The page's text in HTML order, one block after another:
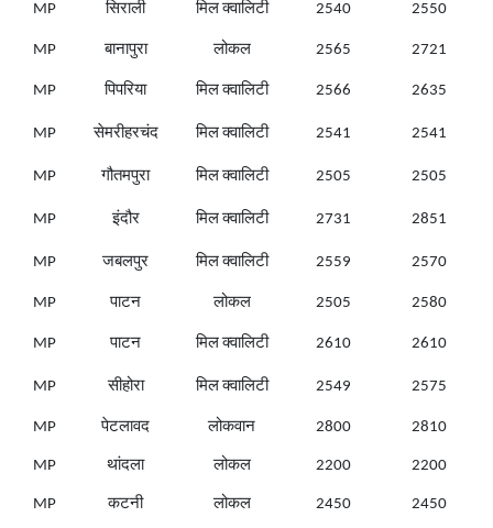
MP सिराली मिल क्वालिटी 2540 2550
MP बानापुरा लोकल 2565 2721
MP पिपरिया मिल क्वालिटी 2566 2635
MP सेमरीहरचंद मिल क्वालिटी 2541 2541
MP गौतमपुरा मिल क्वालिटी 2505 2505
MP इंदौर मिल क्वालिटी 2731 2851
MP जबलपुर मिल क्वालिटी 2559 2570
MP पाटन लोकल 2505 2580
MP पाटन मिल क्वालिटी 2610 2610
MP सीहोरा मिल क्वालिटी 2549 2575
MP पेटलावद लोकवान 2800 2810
MP थांदला लोकल 2200 2200
MP कटनी लोकल 2450 2450